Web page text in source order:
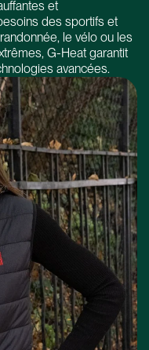
et
des sportifs et
le vélo ou les
G-Heat garantit
avancées.